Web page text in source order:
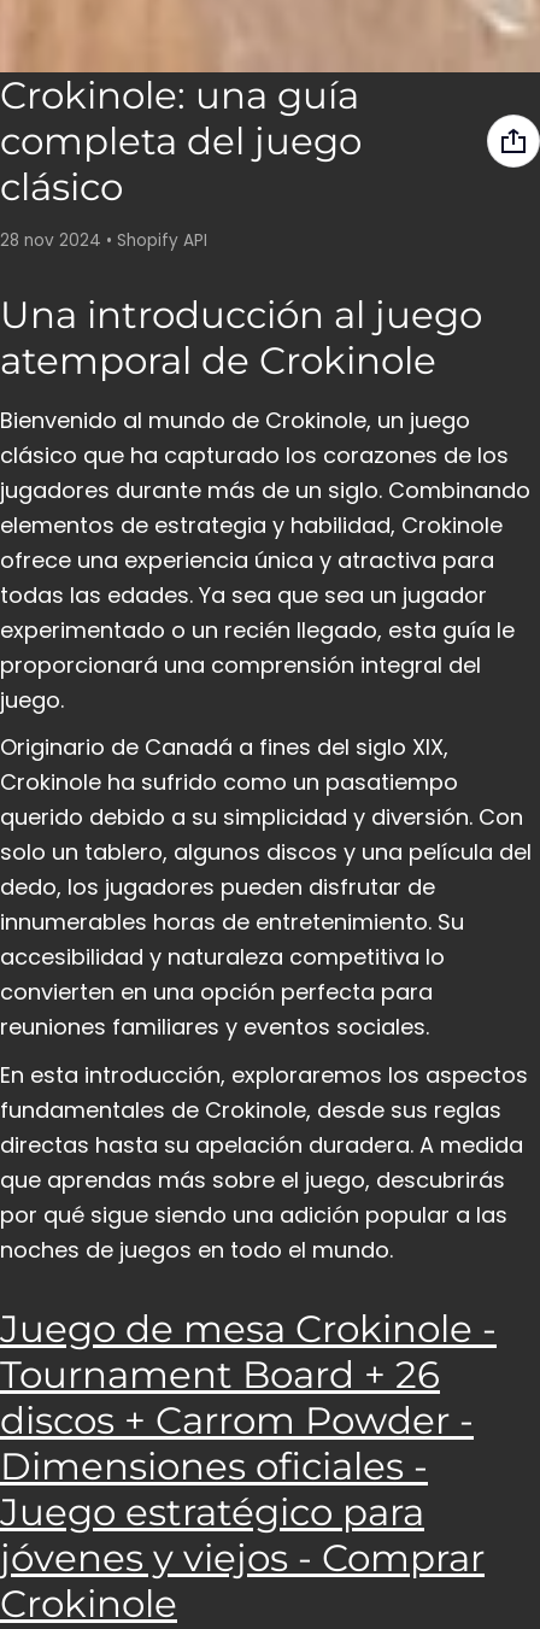
Crokinole: una guía
completa del juego
clásico
28 nov 2024 • Shopify API
Una introducción al juego
atemporal de Crokinole
Bienvenido al mundo de Crokinole, un juego
clásico que ha capturado los corazones de los
jugadores durante más de un siglo. Combinando
elementos de estrategia y habilidad, Crokinole
ofrece una experiencia única y atractiva para
todas las edades. Ya sea que sea un jugador
experimentado o un recién llegado, esta guía le
proporcionará una comprensión integral del
juego.
Originario de Canadá a fines del siglo XIX,
Crokinole ha sufrido como un pasatiempo
querido debido a su simplicidad y diversión. Con
solo un tablero, algunos discos y una película del
dedo, los jugadores pueden disfrutar de
innumerables horas de entretenimiento. Su
accesibilidad y naturaleza competitiva lo
convierten en una opción perfecta para
reuniones familiares y eventos sociales.
En esta introducción, exploraremos los aspectos
fundamentales de Crokinole, desde sus reglas
directas hasta su apelación duradera. A medida
que aprendas más sobre el juego, descubrirás
por qué sigue siendo una adición popular a las
noches de juegos en todo el mundo.
Juego de mesa Crokinole -
Tournament Board + 26
discos + Carrom Powder -
Dimensiones oficiales -
Juego estratégico para
jóvenes y viejos - Comprar
Crokinole